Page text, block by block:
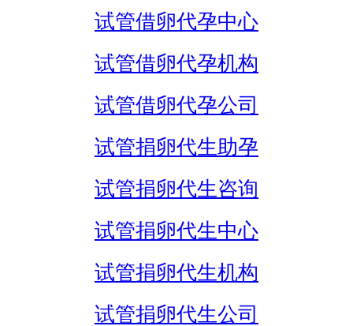
试管借卵代孕中心
试管借卵代孕机构
试管借卵代孕公司
试管捐卵代生助孕
试管捐卵代生咨询
试管捐卵代生中心
试管捐卵代生机构
试管捐卵代生公司